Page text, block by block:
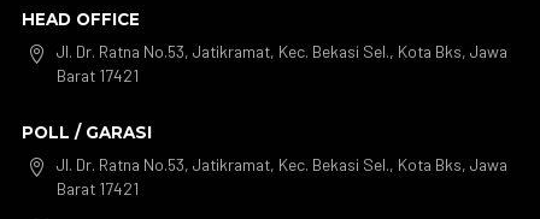
HEAD OFFICE

Jl. Dr. Ratna No.53, Jatikramat, Kec. Bekasi Sel., Kota Bks, Jawa
Barat 17421
POLL / GARASI

Jl. Dr. Ratna No.53, Jatikramat, Kec. Bekasi Sel., Kota Bks, Jawa
Barat 17421